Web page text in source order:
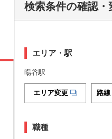
検索条件の確認・
エリア・駅
暘谷駅
エリア変更 路
職種